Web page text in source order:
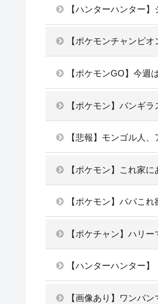
【ハンターハンター
【ポケモンチャンピ
【ポケモンGO】今週
【ポケモン】バンギ
【悲報】モンゴル人
【ポケモン】これ家
【ポケモン】パパこれ
【ポケチャン】ハリ
【ハンターハンター
【画像あり】ワンパ